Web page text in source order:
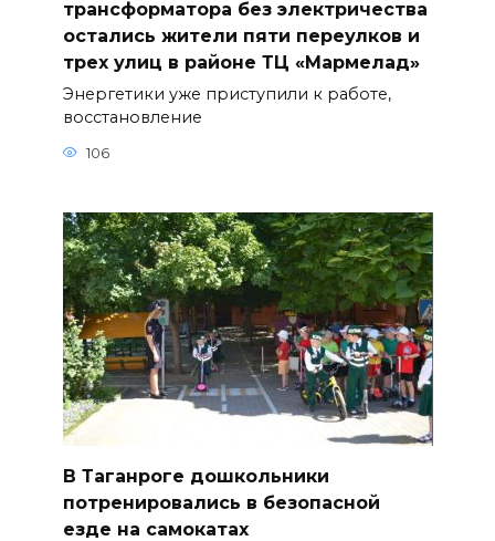
трансформатора без электричества
остались жители пяти переулков и
трех улиц в районе ТЦ «Мармелад»
Энергетики уже приступили к работе,
восстановление
106
В Таганроге дошкольники
потренировались в безопасной
езде на самокатах